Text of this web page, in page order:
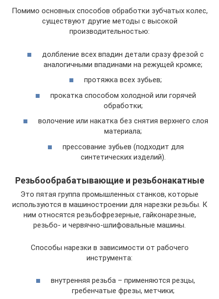
Помимо основных способов обработки зубчатых колес,
существуют другие методы с высокой
производительностью:
долбление всех впадин детали сразу фрезой с
аналогичными впадинами на режущей кромке;
протяжка всех зубьев;
прокатка способом холодной или горячей
обработки;
волочение или накатка без снятия верхнего слоя
материала;
прессование зубьев (подходит для
синтетических изделий).
Резьбообрабатывающие и резьбонакатные
Это пятая группа промышленных станков, которые
используются в машиностроении для нарезки резьбы. К
ним относятся резьбофрезерные, гайконарезные,
резьбо- и червячно-шлифовальные машины.
Способы нарезки в зависимости от рабочего
инструмента:
внутренняя резьба – применяются резцы,
гребенчатые фрезы, метчики;